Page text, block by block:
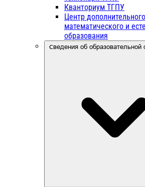
Кванториум ТГПУ
Центр
математического и
образования
Сведения об образовательной